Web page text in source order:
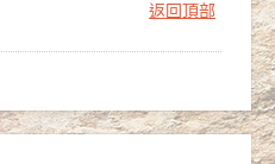
返回頂部